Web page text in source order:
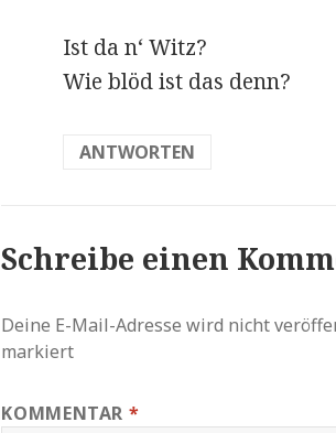
t
:
Ist da n‘ Witz?
Wie blöd ist das denn?
ANTWORTEN
Schreibe einen
Deine E-Mail-Adresse wird nicht
markiert
KOMMENTAR *